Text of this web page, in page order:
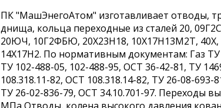
ПК "МашЭнегоАтом" изготавливает отводы,
днища, кольца переходные из сталей 20,
20ЮЧ, 10Г2ФБЮ, 20Х23Н18, 10Х17Н13М2Т,
14Х17Н2. По нормативным документам: Газ ТУ
ТУ 102-488-05, 102-488-95, ОСТ 36-42-81, ТУ
108.318.11-82, ОСТ 108.318.14-82, ТУ 26-08-
ТУ 26-02-836-79, ОСТ 34.10.701-97. Переходы